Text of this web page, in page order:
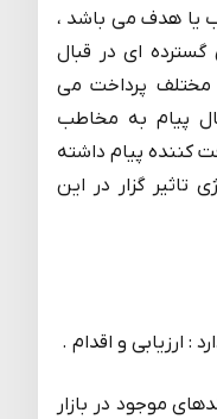
یا هدف می باشد ،
گسترده ای در قبال
مختلف پرداخت می
پیام به مخاطب
پیام داشته
تاثیر گزار در این
: ارزیابی و اقدام .
موجود در بازار